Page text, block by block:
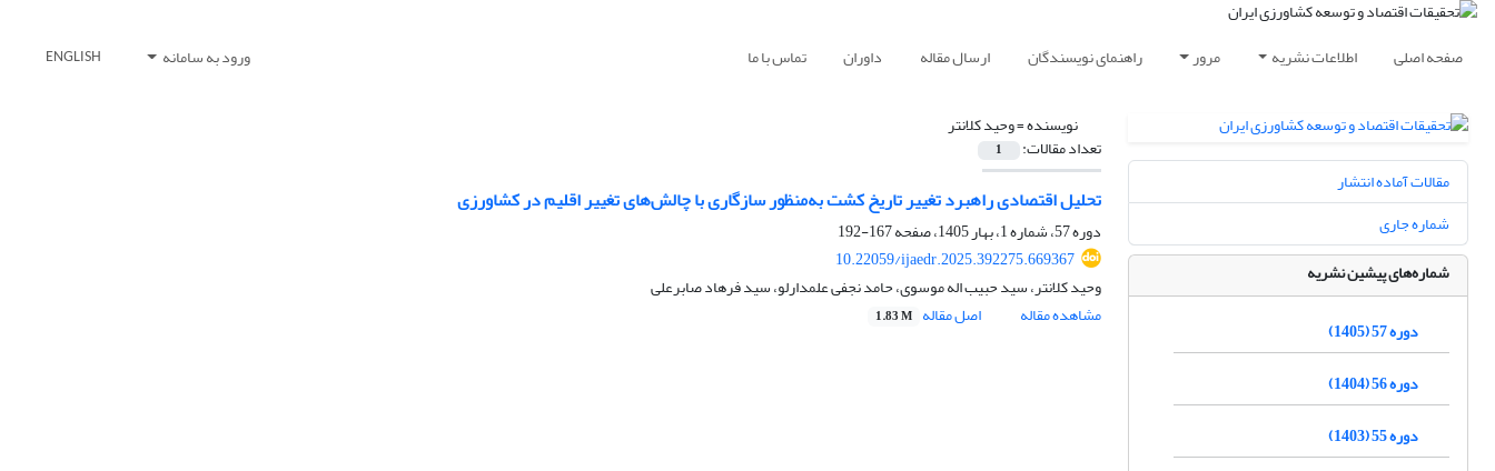
صفحه اصلی اطلاعات نشریه مرور راهنمای نویسندگان ارسال مقاله داوران تماس با ما ورود به سامانه ENGLISH
نویسنده =وحید کلانتر
تعداد مقالات: 1
تحلیل اقتصادی راهبرد تغییر تاریخ کشت به‌منظور سازگاری با چالش‌های تغییر اقلیم در کشاورزی
دوره 57، شماره 1، بهار 1405، صفحه
167-192
10.22059/ijaedr.2025.392275.669367
وحید کلانتر، سید حبیب اله موسوی، حامد نجفی علمدارلو، سید فرهاد صابرعلی
مشاهده مقاله
اصل مقاله 1.83 M
مقالات آماده انتشار
شماره جاری
شماره‌های پیشین نشریه
دوره 57 (1405)
دوره 56 (1404)
دوره 55 (1403)